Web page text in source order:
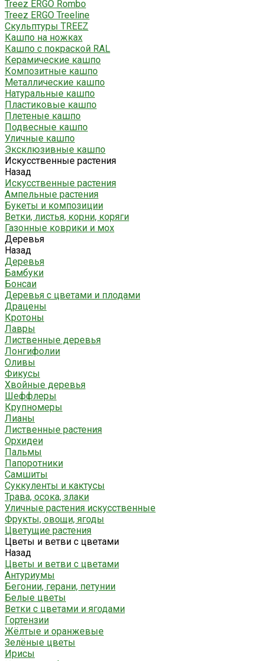
Treez ERGO Rombo
Treez ERGO Treeline
Скульптуры TREEZ
Кашпо на ножках
Кашпо с покраской RAL
Керамические кашпо
Композитные кашпо
Металлические кашпо
Натуральные кашпо
Пластиковые кашпо
Плетеные кашпо
Подвесные кашпо
Уличные кашпо
Эксклюзивные кашпо
Искусственные растения
Назад
Искусственные растения
Ампельные растения
Букеты и композиции
Ветки, листья, корни, коряги
Газонные коврики и мох
Деревья
Назад
Деревья
Бамбуки
Бонсаи
Деревья с цветами и плодами
Драцены
Кротоны
Лавры
Лиственные деревья
Лонгифолии
Оливы
Фикусы
Хвойные деревья
Шеффлеры
Крупномеры
Лианы
Лиственные растения
Орхидеи
Пальмы
Папоротники
Самшиты
Суккуленты и кактусы
Трава, осока, злаки
Уличные растения искусственные
Фрукты, овощи, ягоды
Цветущие растения
Цветы и ветви с цветами
Назад
Цветы и ветви с цветами
Антуриумы
Бегонии, герани, петунии
Белые цветы
Ветки с цветами и ягодами
Гортензии
Жёлтые и оранжевые
Зелёные цветы
Ирисы